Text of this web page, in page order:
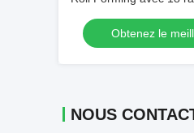
Obtenez le
NOUS